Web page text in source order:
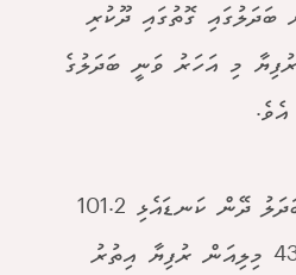
ގޮތުގައި ދޫކުރި
މިލިއަން ރުފިޔާ މި އަހަރު ވަނީ ބަދަލުގެ
މިއީ މި އަހަރުގެ ބަޖެޓުގައި ބަދަލު ދޭން ކަނޑައެޅި 101.2
މިލިއަން ރުފިޔާއަށްވުރެ 438.6 މިލިއަން ރުފިޔާ އިތުރު